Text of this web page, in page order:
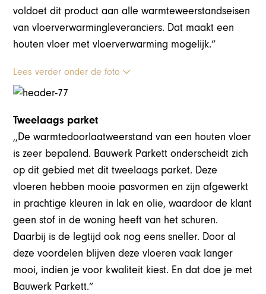
voldoet dit product aan alle warmteweerstandseisen
van vloerverwarmingleveranciers. Dat maakt een
houten vloer met vloerverwarming mogelijk.”
Lees verder onder de foto
Tweelaags parket
,,De warmtedoorlaatweerstand van een houten vloer
is zeer bepalend. Bauwerk Parkett onderscheidt zich
op dit gebied met dit tweelaags parket. Deze
vloeren hebben mooie pasvormen en zijn afgewerkt
in prachtige kleuren in lak en olie, waardoor de klant
geen stof in de woning heeft van het schuren.
Daarbij is de legtijd ook nog eens sneller. Door al
deze voordelen blijven deze vloeren vaak langer
mooi, indien je voor kwaliteit kiest. En dat doe je met
Bauwerk Parkett.”